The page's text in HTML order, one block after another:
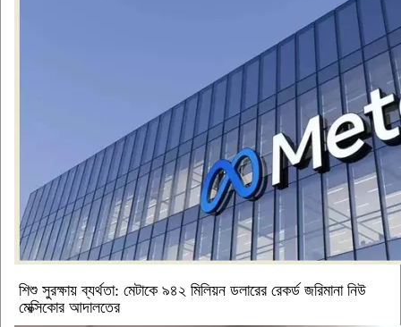
শিশু সুরক্ষায় ব্যর্থতা: মেটাকে ৯৪২ মিলিয়ন ডলারের রেকর্ড জরিমানা নিউ
মেক্সিকোর আদালতের